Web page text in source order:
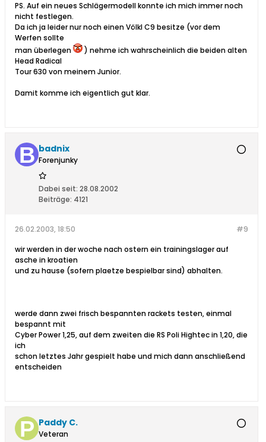
PS. Auf ein neues Schlägermodell konnte ich mich immer noch
nicht festlegen.
Da ich ja leider nur noch einen Völkl C9 besitze (vor dem
Werfen sollte
man überlegen
) nehme ich wahrscheinlich die beiden alten
Head Radical
Tour 630 von meinem Junior.
Damit komme ich eigentlich gut klar.
badnix
Forenjunky
Dabei seit: 28.08.2002
Beiträge: 4121
#9
26.02.2003, 18:50
wir werden in der woche nach ostern ein trainingslager auf
asche in kroatien
und zu hause (sofern plaetze bespielbar sind) abhalten.
werde dann zwei frisch bespannten rackets testen, einmal
bespannt mit
Cyber Power 1,25, auf dem zweiten die RS Poli Hightec in 1,20, die
ich
schon letztes Jahr gespielt habe und mich dann anschließend
entscheiden
Paddy C.
Veteran